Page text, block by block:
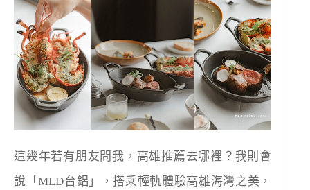
這幾年若有朋友問我，高雄推薦去哪裡？我則會
說「MLD台鋁」，搭乘輕軌體驗高雄海灣之美，